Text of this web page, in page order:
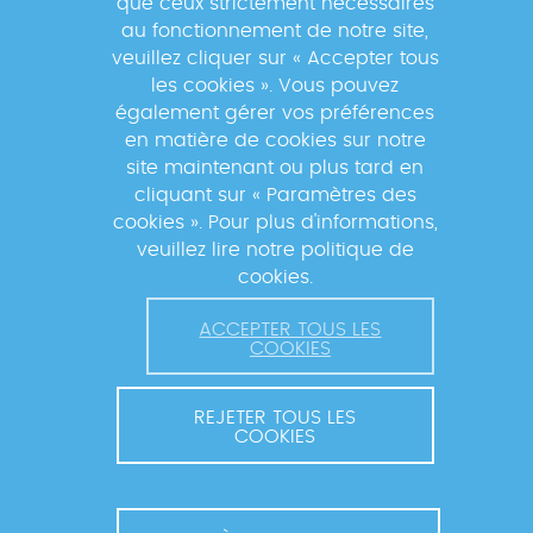
EVALUATION DE METHODOLOGIES
ET TECHNOLOGIES
Comparaison des trois méthodes
d’extraction d’ADN
Mise en place d’une méthode de dosage
plasmatique de la Rifampicine par CLHP
plasmatique de l’Izoniazide par CLHP
Mise en place d’une méthode de dosage
au fonctionnement de notre site,
veuillez cliquer sur « Accepter tous
les cookies ». Vous pouvez
également gérer vos préférences
en matière de cookies sur notre
site maintenant ou plus tard en
cliquant sur « Paramètres des
cookies ». Pour plus d'informations,
veuillez lire notre politique de
cookies.
ACCEPTER TOUS LES
COOKIES
REJETER TOUS LES
COOKIES